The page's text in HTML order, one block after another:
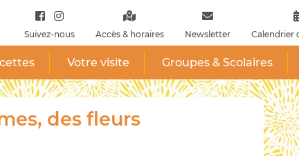
Suivez-nous Accès & horaires Newsletter Calendrier
Votre visite Groupes & Scolaires
des fleurs